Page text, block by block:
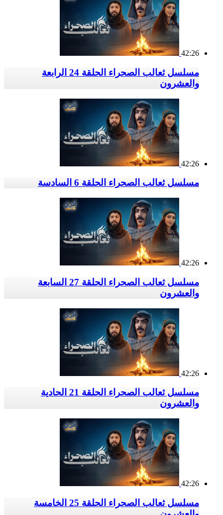
42:26
مسلسل ثعالب الصحراء الحلقة 24 الرابعة
والعشرون
42:26
مسلسل ثعالب الصحراء الحلقة 6 السادسة
42:26
مسلسل ثعالب الصحراء الحلقة 27 السابعة
والعشرون
42:26
مسلسل ثعالب الصحراء الحلقة 21 الحادية
والعشرون
42:26
مسلسل ثعالب الصحراء الحلقة 25 الخامسة